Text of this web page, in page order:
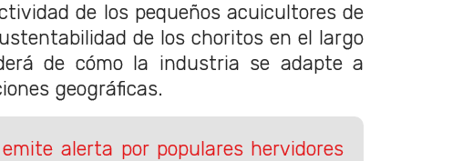
de los pequeños acuicultores de
de los choritos en el largo
de cómo la industria se adapte a
geográficas.
alerta por populares hervidores